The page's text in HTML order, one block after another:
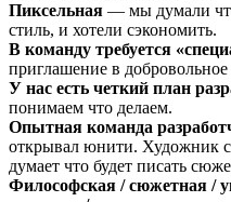
Пиксельная — мы думали
стиль, и хотели сэкономить.
В команду требуется
приглашение в добровольное
У нас есть четкий план
понимаем что делаем.
Опытная команда
открывал юнити. Художник
думает что будет писать
Философская / сюжетная /